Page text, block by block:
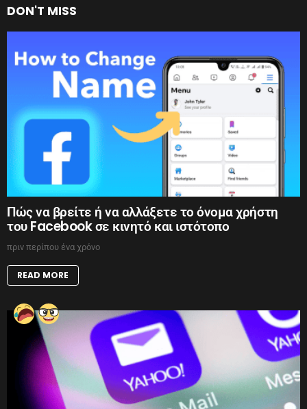
DON'T MISS
Πώς να βρείτε ή να αλλάξετε το όνομα χρήστη
του Facebook σε κινητό και ιστότοπο
πριν περίπου ένα χρόνο
READ MORE